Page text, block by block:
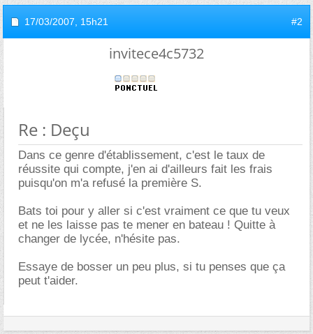
17/03/2007, 15h21 #2
invitece4c5732
Re : Deçu
Dans ce genre d'établissement, c'est le taux de
réussite qui compte, j'en ai d'ailleurs fait les frais
puisqu'on m'a refusé la première S.
Bats toi pour y aller si c'est vraiment ce que tu veux
et ne les laisse pas te mener en bateau ! Quitte à
changer de lycée, n'hésite pas.
Essaye de bosser un peu plus, si tu penses que ça
peut t'aider.